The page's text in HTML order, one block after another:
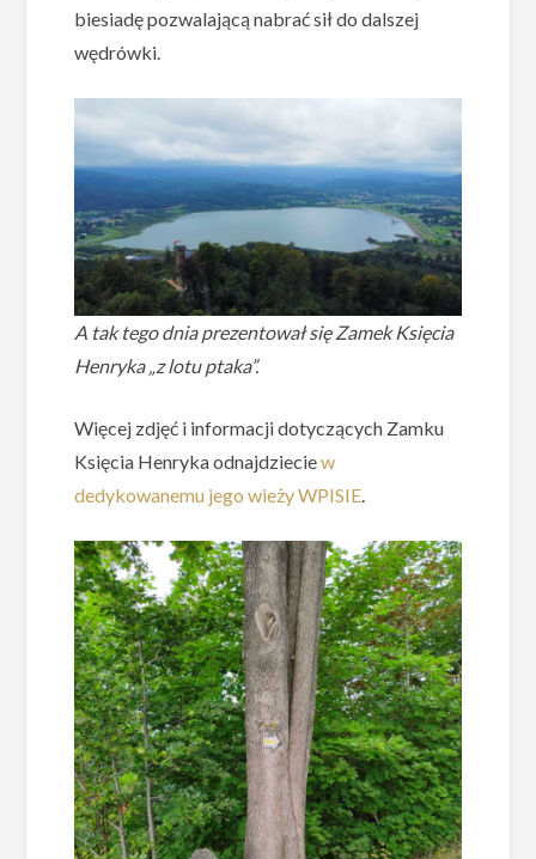
biesiadę pozwalającą nabrać sił do dalszej
wędrówki.
A tak tego dnia prezentował się Zamek Księcia
Henryka „z lotu ptaka”.
Więcej zdjęć i informacji dotyczących Zamku
Księcia Henryka odnajdzieciew
dedykowanemu jego wieży WPISIE